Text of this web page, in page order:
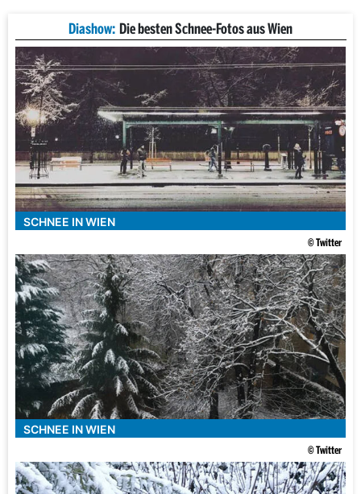
Diashow: Die besten Schnee-Fotos aus Wien
SCHNEE IN WIEN
© Twitter
SCHNEE IN WIEN
© Twitter